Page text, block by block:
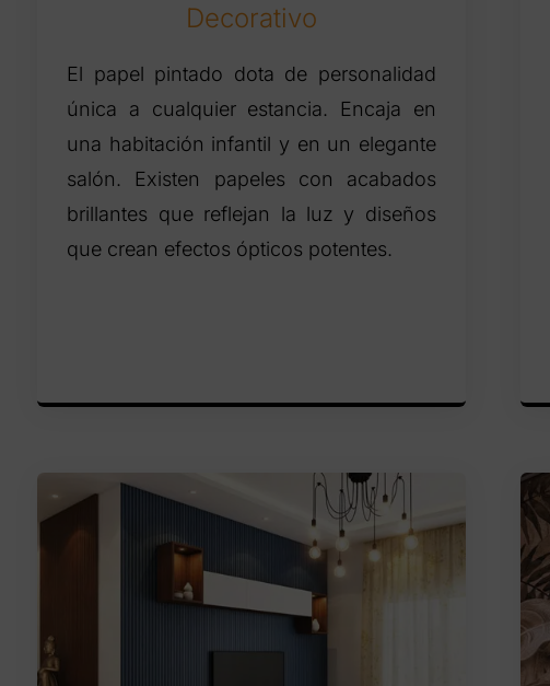
Decorativo
El papel pintado dota de personalidad
única a cualquier estancia. Encaja en
una habitación infantil y en un elegante
salón. Existen papeles con acabados
brillantes que reflejan la luz y diseños
que crean efectos ópticos potentes.